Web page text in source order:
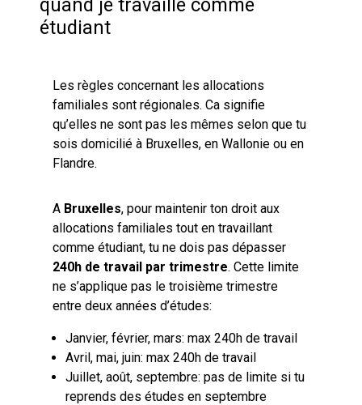
étudiant
Les règles concernant les allocations
familiales sont régionales. Ca signifie
qu’elles ne sont pas les mêmes selon que tu
sois domicilié à Bruxelles, en Wallonie ou en
Flandre.
A Bruxelles, pour maintenir ton droit aux
allocations familiales tout en travaillant
comme étudiant, tu ne dois pas dépasser
240h de travail par trimestre. Cette limite
ne s’applique pas le troisième trimestre
entre deux années d’études:
Janvier, février, mars: max 240h de travail
Avril, mai, juin: max 240h de travail
Juillet, août, septembre: pas de limite si tu
reprends des études en septembre